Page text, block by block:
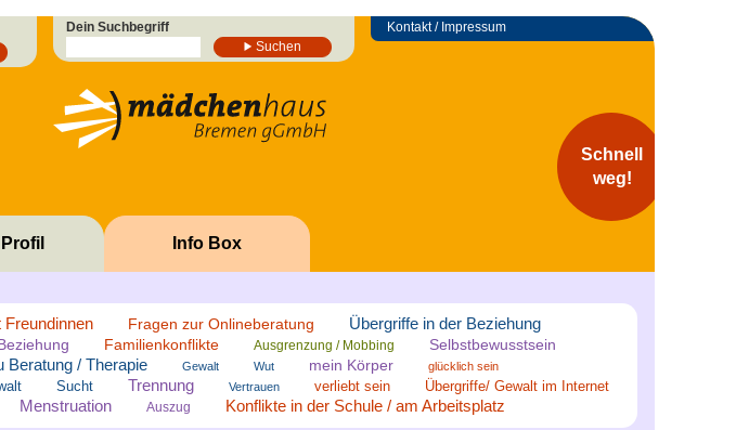
Dein Suchbegriff
Suchen
Kontakt / Impressum
Info Box
Schnell
weg!
Freundinnen Fragen zur Onlineberatung Übergriffe in der Beziehung
Familienkonflikte Ausgrenzung / Mobbing Selbstbewusstsein
Beratung / Therapie Gewalt Wut mein Körper glücklich sein
Sucht Trennung Vertrauen verliebt sein Übergriffe/ Gewalt im Internet
Menstruation Auszug Konflikte in der Schule / am Arbeitsplatz